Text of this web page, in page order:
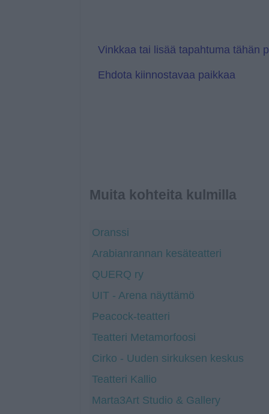
l
e
Vinkkaa tai lisää tapahtuma tähän
Ehdota kiinnostavaa paikkaa
Muita kohteita kulmilla
Oranssi
Arabianrannan kesäteatteri
QUERQ ry
UIT - Arena näyttämö
Peacock-teatteri
Teatteri Metamorfoosi
Cirko - Uuden sirkuksen keskus
Teatteri Kallio
Marta3Art Studio & Gallery